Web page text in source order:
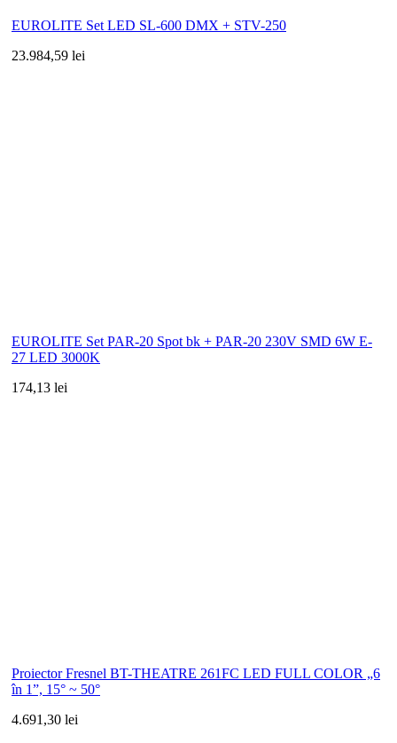
EUROLITE Set LED SL-600 DMX + STV-250
23.984,59 lei
EUROLITE Set PAR-20 Spot bk + PAR-20 230V SMD 6W E-
27 LED 3000K
174,13 lei
Proiector Fresnel BT-THEATRE 261FC LED FULL COLOR „6
în 1”, 15° ~ 50°
4.691,30 lei